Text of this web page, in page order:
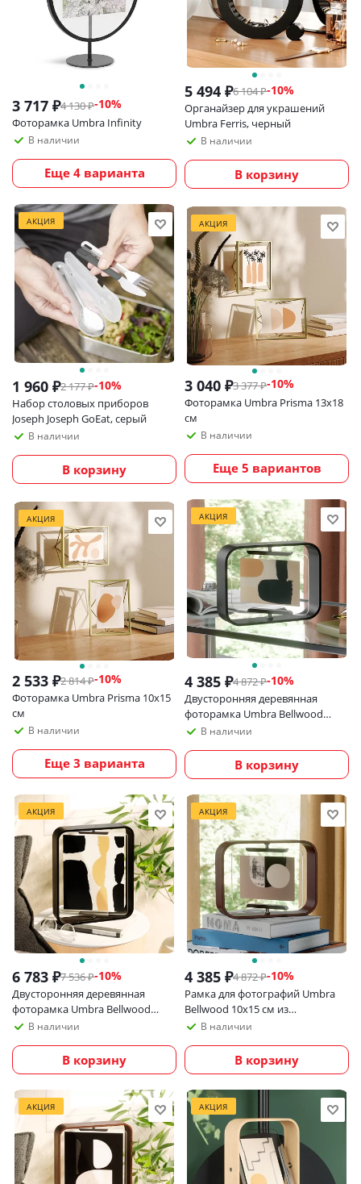
3 717 ₽4 130₽-10%
Фоторамка Umbra Infinity
В наличии
Еще 4 варианта
5 494 ₽6 104₽-10%
Органайзер для украшений
Umbra Ferris, черный
В наличии
В корзину
АКЦИЯ
1 960 ₽2 177₽-10%
Набор столовых приборов
Joseph Joseph GoEat, серый
В наличии
В корзину
АКЦИЯ
3 040 ₽3 377₽-10%
Фоторамка Umbra Prisma 13х18
см
В наличии
Еще 5 вариантов
АКЦИЯ
2 533 ₽2 814₽-10%
Фоторамка Umbra Prisma 10х15
см
В наличии
Еще 3 варианта
АКЦИЯ
4 385 ₽4 872₽-10%
Двусторонняя деревянная
фоторамка Umbra Bellwood
10х15 см, черная
В наличии
В корзину
АКЦИЯ
6 783 ₽7 536₽-10%
Двусторонняя деревянная
фоторамка Umbra Bellwood
20х25 см, черная
В наличии
В корзину
АКЦИЯ
4 385 ₽4 872₽-10%
Рамка для фотографий Umbra
Bellwood 10х15 см из
экологичных материалов,
В наличии
В корзину
АКЦИЯ АКЦИЯ